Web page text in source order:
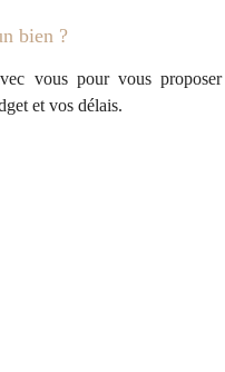
bien ?
vous pour vous
et vos délais.